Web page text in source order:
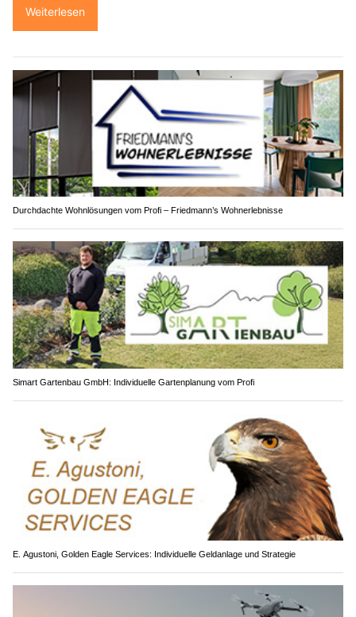
Weiterlesen
Durchdachte Wohnlösungen vom Profi – Friedmann’s Wohnerlebnisse
Simart Gartenbau GmbH: Individuelle Gartenplanung vom Profi
E. Agustoni, Golden Eagle Services: Individuelle Geldanlage und Strategie